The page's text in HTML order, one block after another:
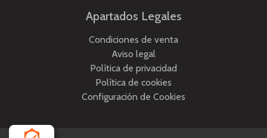
Apartados Legales
Condiciones de venta
Aviso legal
Política de privacidad
Política de cookies
Configuración de Cookies